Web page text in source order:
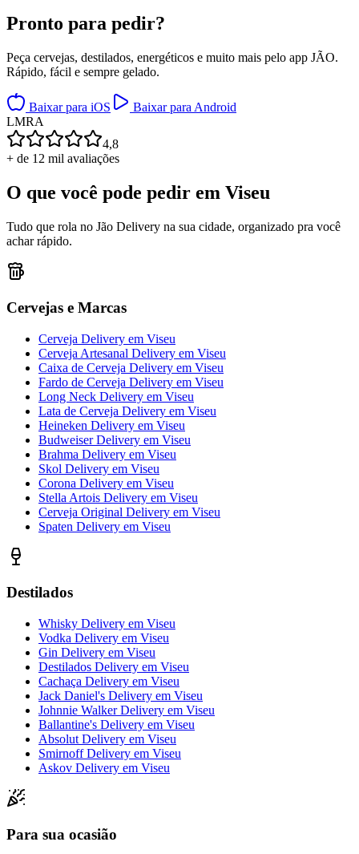
Pronto para pedir?
Peça cervejas, destilados, energéticos e muito mais pelo app JÃO.
Rápido, fácil e sempre gelado.
Baixar para iOS
Baixar para Android
LMRA
4,8
+ de 12 mil avaliações
O que você pode pedir em Viseu
Tudo que rola no Jão Delivery na sua cidade, organizado pra você
achar rápido.
Cervejas e Marcas
Cerveja Delivery em Viseu
Cerveja Artesanal Delivery em Viseu
Caixa de Cerveja Delivery em Viseu
Fardo de Cerveja Delivery em Viseu
Long Neck Delivery em Viseu
Lata de Cerveja Delivery em Viseu
Heineken Delivery em Viseu
Budweiser Delivery em Viseu
Brahma Delivery em Viseu
Skol Delivery em Viseu
Corona Delivery em Viseu
Stella Artois Delivery em Viseu
Cerveja Original Delivery em Viseu
Spaten Delivery em Viseu
Destilados
Whisky Delivery em Viseu
Vodka Delivery em Viseu
Gin Delivery em Viseu
Destilados Delivery em Viseu
Cachaça Delivery em Viseu
Jack Daniel's Delivery em Viseu
Johnnie Walker Delivery em Viseu
Ballantine's Delivery em Viseu
Absolut Delivery em Viseu
Smirnoff Delivery em Viseu
Askov Delivery em Viseu
Para sua ocasião